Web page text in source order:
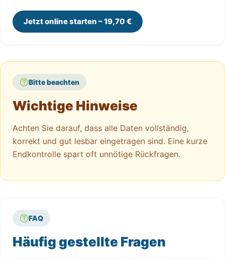
Jetzt online starten – 19,70 €
Bitte beachten
Wichtige Hinweise
Achten Sie darauf, dass alle Daten vollständig,
korrekt und gut lesbar eingetragen sind. Eine kurze
Endkontrolle spart oft unnötige Rückfragen.
FAQ
Häufig gestellte Fragen